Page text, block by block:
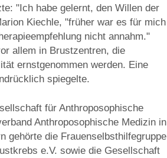
"Ich habe gelernt, den Willen der
Kiechle, "früher war es für mich
nicht annahm."
allem in Brustzentren, die
ernstgenommen werden. Eine
spiegelte.
für Anthroposophische
Anthroposophische Medizin in
gehörte die Frauenselbsthilfegruppe
e.V. sowie die Gesellschaft